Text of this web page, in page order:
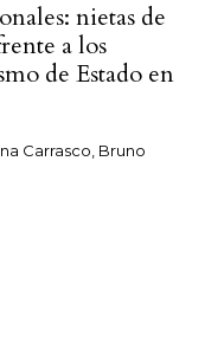
nietas de
a los
de Estado en
Carrasco, Bruno